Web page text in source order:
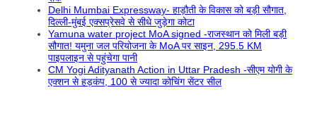
Delhi Mumbai Expressway- हाड़ौती के विकास को बड़ी सौगात,
दिल्ली-मुंबई एक्सप्रेसवे से सीधे जुड़ेगा कोटा
Yamuna water project MoA signed -राजस्थान को मिली बड़ी
सौगात! यमुना जल परियोजना के MoA पर साइन, 295.5 KM
पाइपलाइन से पहुंचेगा पानी
CM Yogi Adityanath Action in Uttar Pradesh -सीएम योगी के
एक्शन से हड़कंप, 100 से ज्यादा कोचिंग सेंटर सील